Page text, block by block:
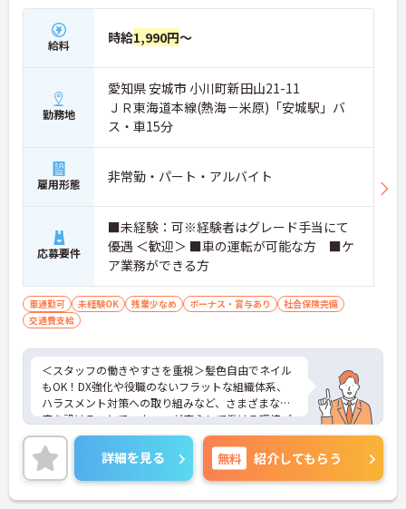
給料 時給1,990円～
勤務地
愛知県 安城市 小川町新田山21-11
ＪＲ東海道本線(熱海－米原)「安城駅」バ
ス・車15分
雇用形態 非常勤・パート・アルバイト
応募要件
■未経験：可※経験者はグレード手当にて
優遇 ＜歓迎＞ ■車の運転が可能な方 ■ケ
ア業務ができる方
車通勤可 未経験OK 残業少なめ ボーナス・賞与あり
社会保険完備
交通費支給
＜スタッフの働きやすさを重視＞髪色自由でネイル
もOK！DX強化や役職のないフラットな組織体系、
ハラスメント対策への取り組みなど、さまざまな制
度を設けることでスタッフが安心して働ける環境づ
くりに取り組まれています。
＜施設ケアマネとしてのやりがい＞入居者様の日常
を直接確認し、最適なケアプランを作成できます。
入居者様と常に関わることで気づきが生まれ、その
気づきからケアプランを変更することで自立支援に
詳細を見る 無料 紹介してもらう